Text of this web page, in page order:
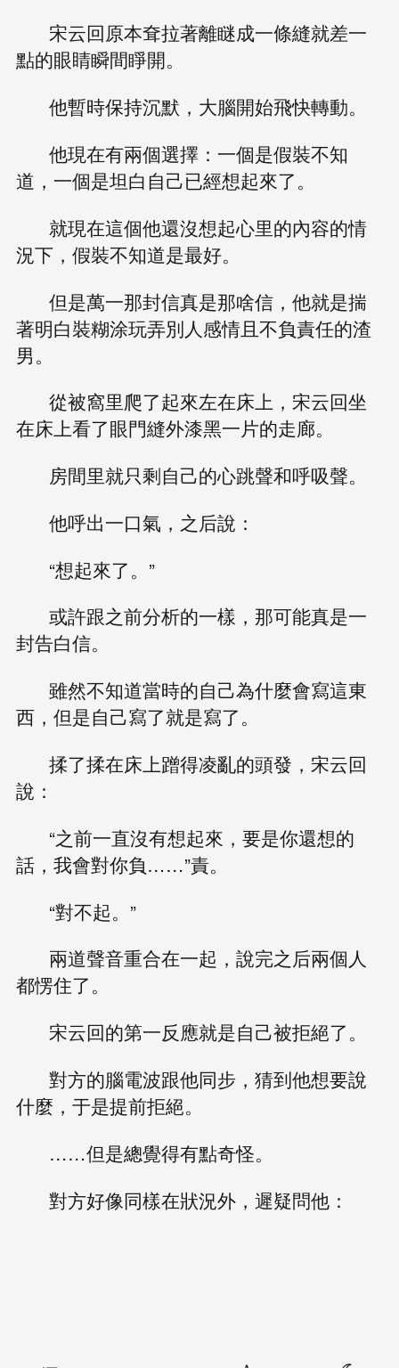
宋云回原本耷拉著離瞇成一條縫就差一
點的眼睛瞬間睜開。
他暫時保持沉默，大腦開始飛快轉動。
他現在有兩個選擇：一個是假裝不知
道，一個是坦白自己已經想起來了。
就現在這個他還沒想起心里的內容的情
況下，假裝不知道是最好。
但是萬一那封信真是那啥信，他就是揣
著明白裝糊涂玩弄別人感情且不負責任的渣
男。
從被窩里爬了起來左在床上，宋云回坐
在床上看了眼門縫外漆黑一片的走廊。
房間里就只剩自己的心跳聲和呼吸聲。
他呼出一口氣，之后說：
“想起來了。”
或許跟之前分析的一樣，那可能真是一
封告白信。
雖然不知道當時的自己為什麼會寫這東
西，但是自己寫了就是寫了。
揉了揉在床上蹭得凌亂的頭發，宋云回
說：
“之前一直沒有想起來，要是你還想的
話，我會對你負……”責。
“對不起。”
兩道聲音重合在一起，說完之后兩個人
都愣住了。
宋云回的第一反應就是自己被拒絕了。
對方的腦電波跟他同步，猜到他想要說
什麼，于是提前拒絕。
……但是總覺得有點奇怪。
對方好像同樣在狀況外，遲疑問他：